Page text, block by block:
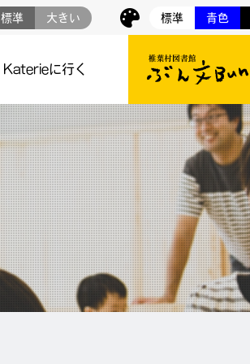
標準 青色
標準 大きい
Katerieに行く